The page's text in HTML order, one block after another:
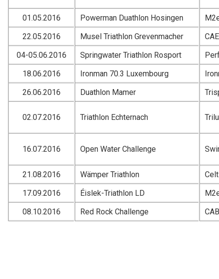
01.05.2016 Powerman Duathlon Hosingen
22.05.2016
Musel Triathlon Grevenmacher
04-05.06.2016
Springwater Triathlon Rosport
18.06.2016
Ironman 70.3 Luxembourg
26.06.2016
Duathlon Mamer
02.07.2016 Triathlon Echternach
16.07.2016 Open Water Challenge
21.08.2016 Wämper Triathlon
17.09.2016
Éislek-Triathlon LD
08.10.2016
Red Rock Challenge CAB